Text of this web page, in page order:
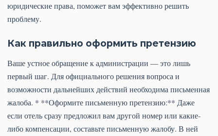
юридические права, поможет вам эффективно решить
проблему.
Как правильно оформить претензию
Ваше устное обращение к администрации — это лишь
первый шаг. Для официального решения вопроса и
возможности дальнейших действий необходима письменная
жалоба. * **Оформите письменную претензию:** Даже
если отель сразу предложил вам другой номер или какие-
либо компенсации, составьте письменную жалобу. В ней